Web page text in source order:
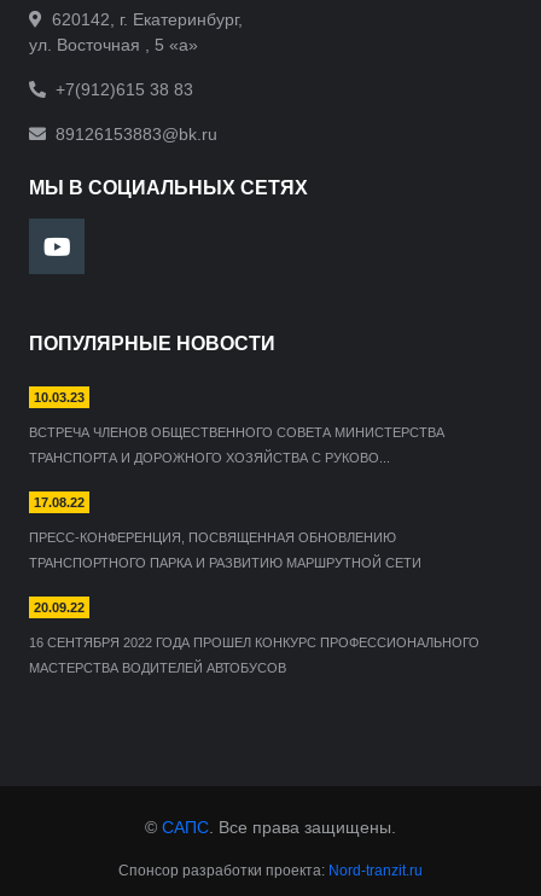
620142, г. Екатеринбург,
ул. Восточная , 5 «а»
+7(912)615 38 83
89126153883@bk.ru
МЫ В СОЦИАЛЬНЫХ СЕТЯХ
ПОПУЛЯРНЫЕ НОВОСТИ
10.03.23
ВСТРЕЧА ЧЛЕНОВ ОБЩЕСТВЕННОГО СОВЕТА МИНИСТЕРСТВА
ТРАНСПОРТА И ДОРОЖНОГО ХОЗЯЙСТВА С РУКОВО...
17.08.22
ПРЕСС-КОНФЕРЕНЦИЯ, ПОСВЯЩЕННАЯ ОБНОВЛЕНИЮ
ТРАНСПОРТНОГО ПАРКА И РАЗВИТИЮ МАРШРУТНОЙ СЕТИ
20.09.22
16 СЕНТЯБРЯ 2022 ГОДА ПРОШЕЛ КОНКУРС ПРОФЕССИОНАЛЬНОГО
МАСТЕРСТВА ВОДИТЕЛЕЙ АВТОБУСОВ
© САПС . Все права защищены.
Спонсор разработки проекта: Nord-tranzit.ru